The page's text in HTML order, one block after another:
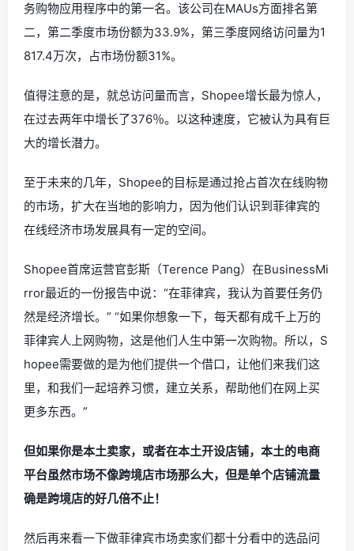
务购物应用程序中的第一名。该公司在MAUs方面排名第
二，第二季度市场份额为33.9%，第三季度网络访问量为1
817.4万次，占市场份额31%。
值得注意的是，就总访问量而言，Shopee增长最为惊人，
在过去两年中增长了376％。以这种速度，它被认为具有巨
大的增长潜力。
至于未来的几年，Shopee的目标是通过抢占首次在线购物
的市场，扩大在当地的影响力，因为他们认识到菲律宾的
在线经济市场发展具有一定的空间。
Shopee首席运营官彭斯（Terence Pang）在BusinessMi
rror最近的一份报告中说：“在菲律宾，我认为首要任务仍
然是经济增长。” “如果你想象一下，每天都有成千上万的
菲律宾人上网购物，这是他们人生中第一次购物。所以，S
hopee需要做的是为他们提供一个借口，让他们来我们这
里，和我们一起培养习惯，建立关系，帮助他们在网上买
更多东西。”
但如果你是本土卖家，或者在本土开设店铺，本土的电商
平台虽然市场不像跨境店市场那么大，但是单个店铺流量
确是跨境店的好几倍不止！
然后再来看一下做菲律宾市场卖家们都十分看中的选品问